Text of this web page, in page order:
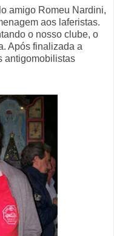
amigo Romeu Nardini,
aos laferistas.
o nosso clube, o
Após finalizada a
antigomobilistas